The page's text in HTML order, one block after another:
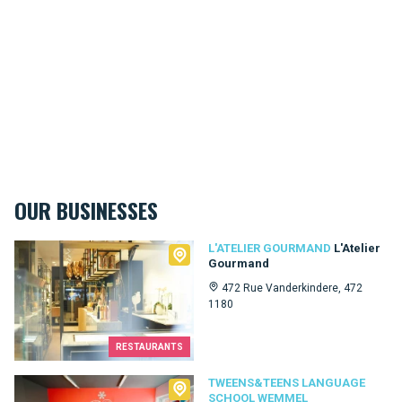
OUR BUSINESSES
RESTAURANTS
L'ATELIER GOURMAND L'Atelier
Gourmand
472 Rue Vanderkindere, 472
1180
L'Atelier Gourmand
TWEENS&TEENS LANGUAGE
SCHOOL WEMMEL
Tweens&Teens language school Wemmel